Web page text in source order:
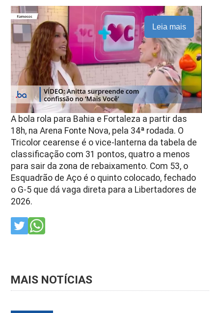
Leia mais
A bola rola para Bahia e Fortaleza a partir das
18h, na Arena Fonte Nova, pela 34ª rodada. O
Tricolor cearense é o vice-lanterna da tabela de
classificação com 31 pontos, quatro a menos
para sair da zona de rebaixamento. Com 53, o
Esquadrão de Aço é o quinto colocado, fechado
o G-5 que dá vaga direta para a Libertadores de
2026.
MAIS NOTÍCIAS